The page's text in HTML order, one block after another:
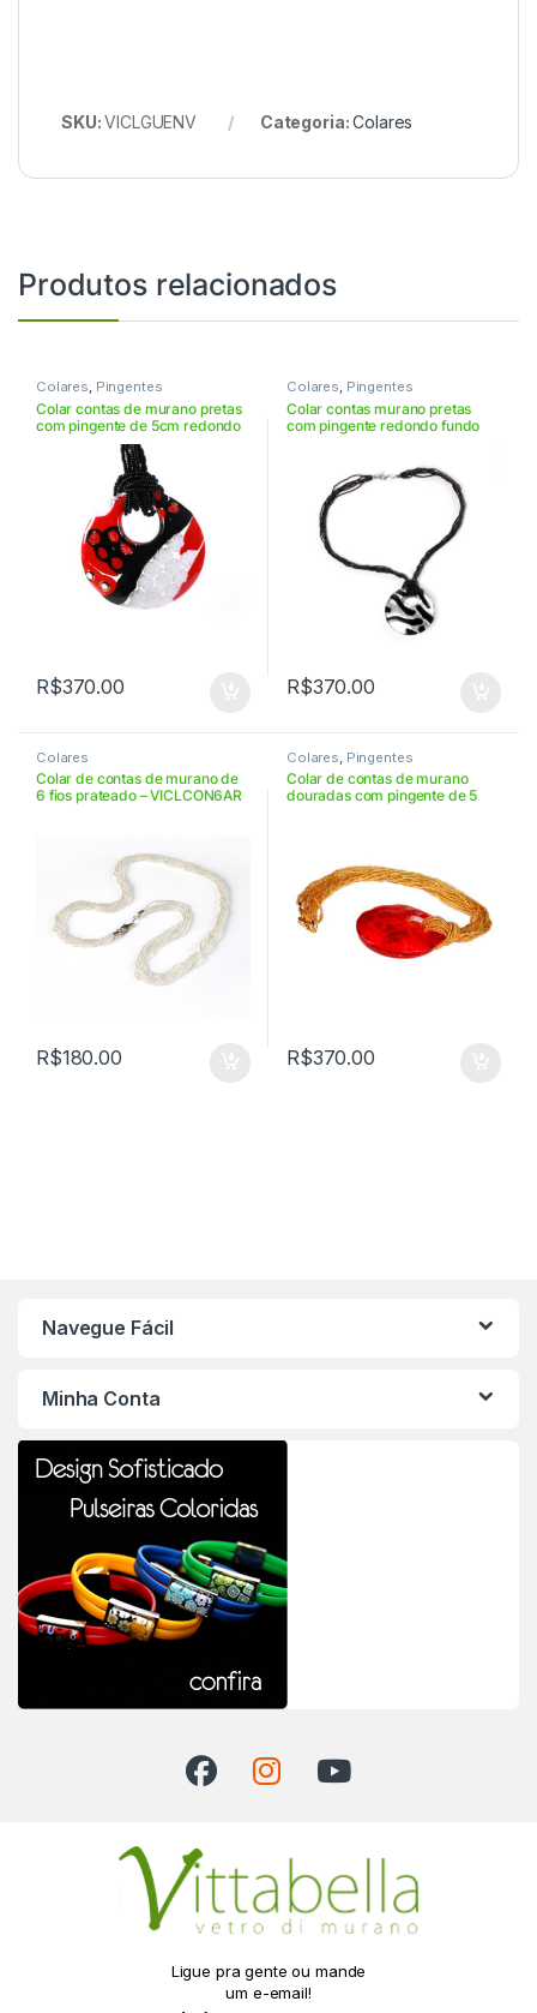
SKU:VICLGUENV Categoria:Colares
Produtos relacionados
Colares, Pingentes
Colar contas de murano pretas
com pingente de 5cm redondo
– VICLD5PP100CON
R$370.00
Colares, Pingentes
Colar contas murano pretas
com pingente redondo fundo
R$370.00
Colares
Colar de contas de murano de
6 fios prateado – VICLCON6AR
R$180.00
Colares Pingentes
Colar de contas de murano
douradas com pingente de 5
R$370.00
Navegue Fácil
Minha Conta
Ligue pra gente ou mande
um e-email!